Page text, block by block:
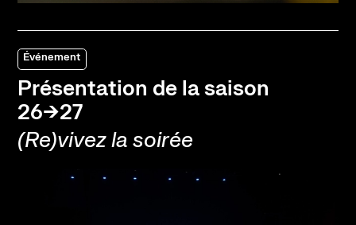
Événement
Présentation de la saison
26→27
(Re)vivez la soirée